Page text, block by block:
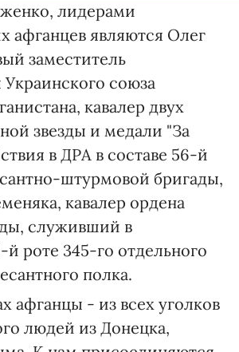
лидерами
афганцев являются Олег
заместитель
Украинского союза
кавалер двух
звезды и медали "За
в ДРА в составе 56-й
штурмовой бригады,
кавалер ордена
служивший в
роте 345-го отдельного
полка.
афганцы - из всех уголков
людей из Донецка,